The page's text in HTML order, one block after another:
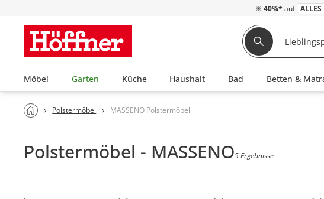
☀ 40%* auf ALLES
Möbel Garten Küche Haushalt Bad Betten &
Polstermöbel MASSENO Polstermöbel
Polstermöbel - MASSENO5 Ergebnisse